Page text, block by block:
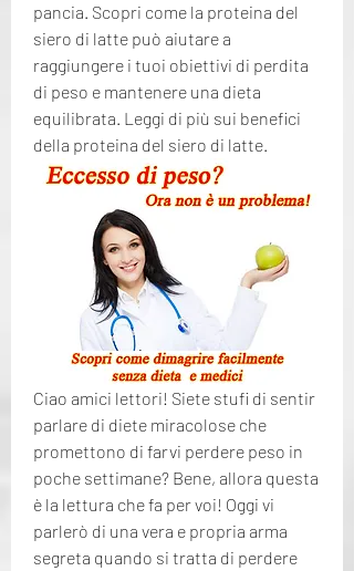
pancia. Scopri come la proteina del
siero di latte può aiutare a
raggiungere i tuoi obiettivi di perdita
di peso e mantenere una dieta
equilibrata. Leggi di più sui benefici
della proteina del siero di latte.
Ciao amici lettori! Siete stufi di sentir
parlare di diete miracolose che
promettono di farvi perdere peso in
poche settimane? Bene, allora questa
è la lettura che fa per voi! Oggi vi
parlerò di una vera e propria arma
segreta quando si tratta di perdere